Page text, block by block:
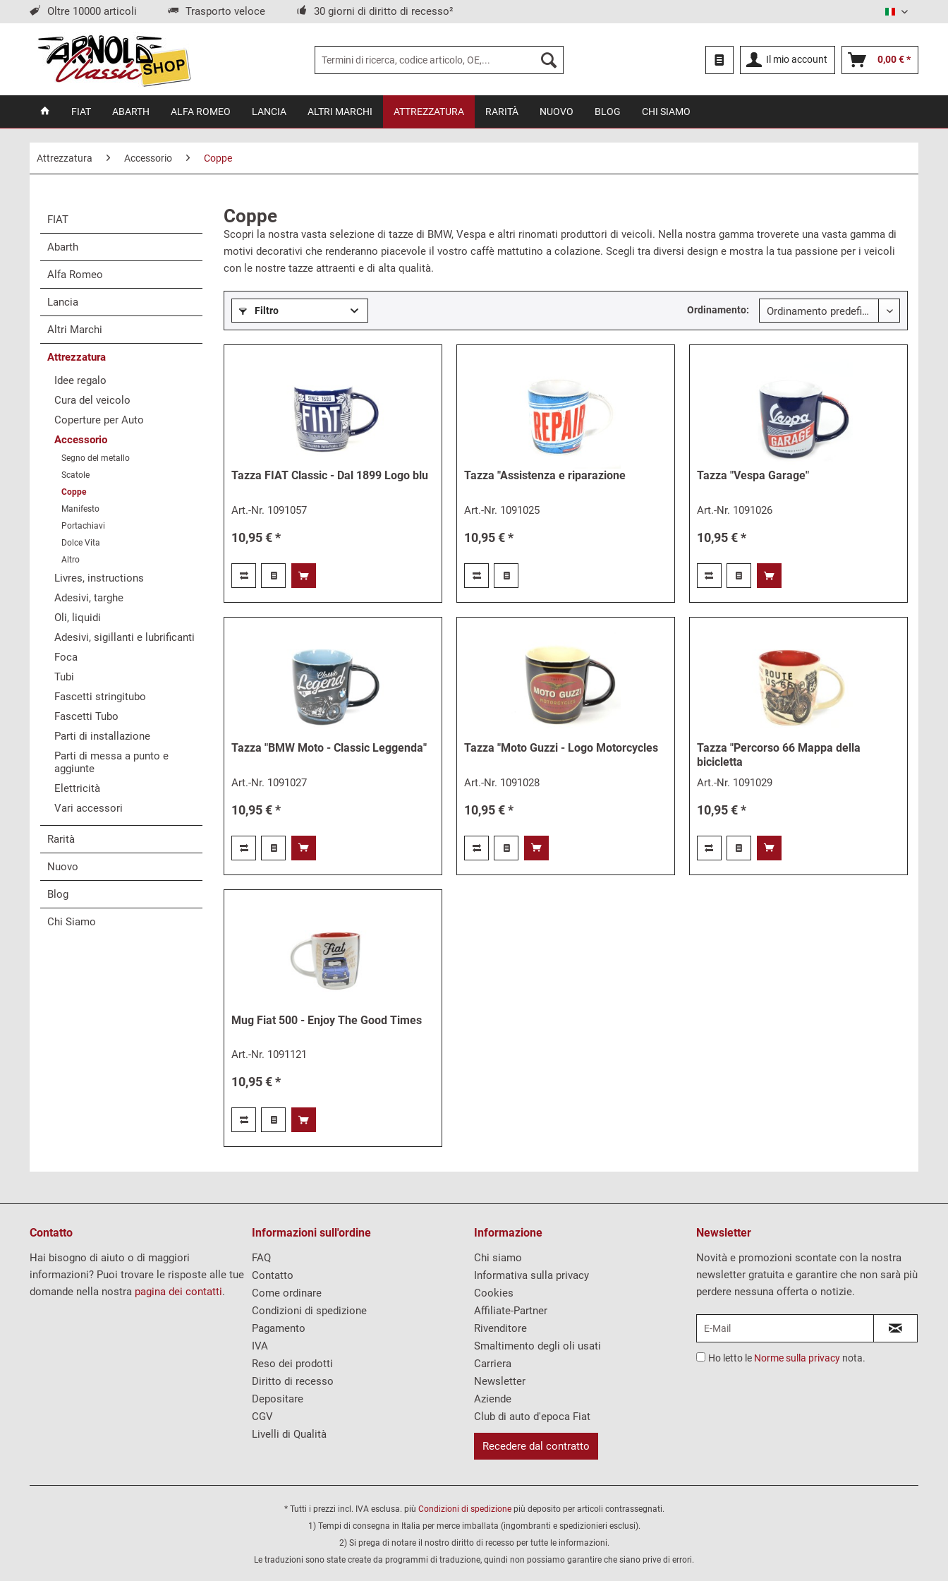
Oltre 10000 articoli Trasporto veloce 30 giorni di diritto di recesso² Italiano
Il mio account 0,00 € *
FIAT ABARTH ALFA ROMEO LANCIA ALTRI MARCHI ATTREZZATURA RARITÀ NUOVO BLOG CHI SIAMO
Attrezzatura Accessorio Coppe
FIAT
Abarth
Alfa Romeo
Lancia
Altri Marchi
Attrezzatura
Idee regalo
Cura del veicolo
Coperture per Auto
Accessorio
Segno del metallo
Scatole
Coppe
Manifesto
Portachiavi
Dolce Vita
Altro
Livres, instructions
Adesivi, targhe
Oli, liquidi
Adesivi, sigillanti e lubrificanti
Foca
Tubi
Fascetti stringitubo
Fascetti Tubo
Parti di installazione
Parti di messa a punto e
aggiunte
Elettricità
Vari accessori
Rarità
Nuovo
Blog
Chi Siamo
Coppe
Scopri la nostra vasta selezione di tazze di BMW, Vespa e altri rinomati produttori di veicoli. Nella nostra gamma troverete una vasta gamma di
motivi decorativi che renderanno piacevole il vostro caffè mattutino a colazione. Scegli tra diversi design e mostra la tua passione per i veicoli
con le nostre tazze attraenti e di alta qualità.
Filtro Ordinamento:
Tazza FIAT Classic - Dal 1899 Logo blu
Art.-Nr. 1091057
10,95 € *
Tazza "Assistenza e riparazione
Art.-Nr. 1091025
10,95 € *
Tazza "Vespa Garage"
Art.-Nr. 1091026
10,95 € *
Tazza "BMW Moto - Classic Leggenda"
Art.-Nr. 1091027
10,95 € *
Tazza "Moto Guzzi - Logo Motorcycles
Art.-Nr. 1091028
10,95 € *
Tazza "Percorso 66 Mappa della
bicicletta
Art.-Nr. 1091029
10,95 € *
Mug Fiat 500 - Enjoy The Good Times
Art.-Nr. 1091121
10,95 € *
Contatto
Hai bisogno di aiuto o di maggiori
informazioni? Puoi trovare le risposte alle tue
domande nella nostra pagina dei contatti.
Informazioni sull'ordine
FAQ
Contatto
Come ordinare
Condizioni di spedizione
Pagamento
IVA
Reso dei prodotti
Diritto di recesso
Depositare
CGV
Livelli di Qualità
Informazione
Chi siamo
Informativa sulla privacy
Cookies
Affiliate-Partner
Rivenditore
Smaltimento degli oli usati
Carriera
Newsletter
Aziende
Club di auto d'epoca Fiat
Recedere dal contratto
Newsletter
Novità e promozioni scontate con la nostra
newsletter gratuita e garantire che non sarà più
perdere nessuna offerta o notizie.
Ho letto le Norme sulla privacy nota.
* Tutti i prezzi incl. IVA esclusa. più Condizioni di spedizionepiù deposito per articoli contrassegnati.
1) Tempi di consegna in Italia per merce imballata (ingombranti e spedizionieri esclusi).
2) Si prega di notare il nostro diritto di recesso per tutte le informazioni.
Le traduzioni sono state create da programmi di traduzione, quindi non possiamo garantire che siano prive di errori.